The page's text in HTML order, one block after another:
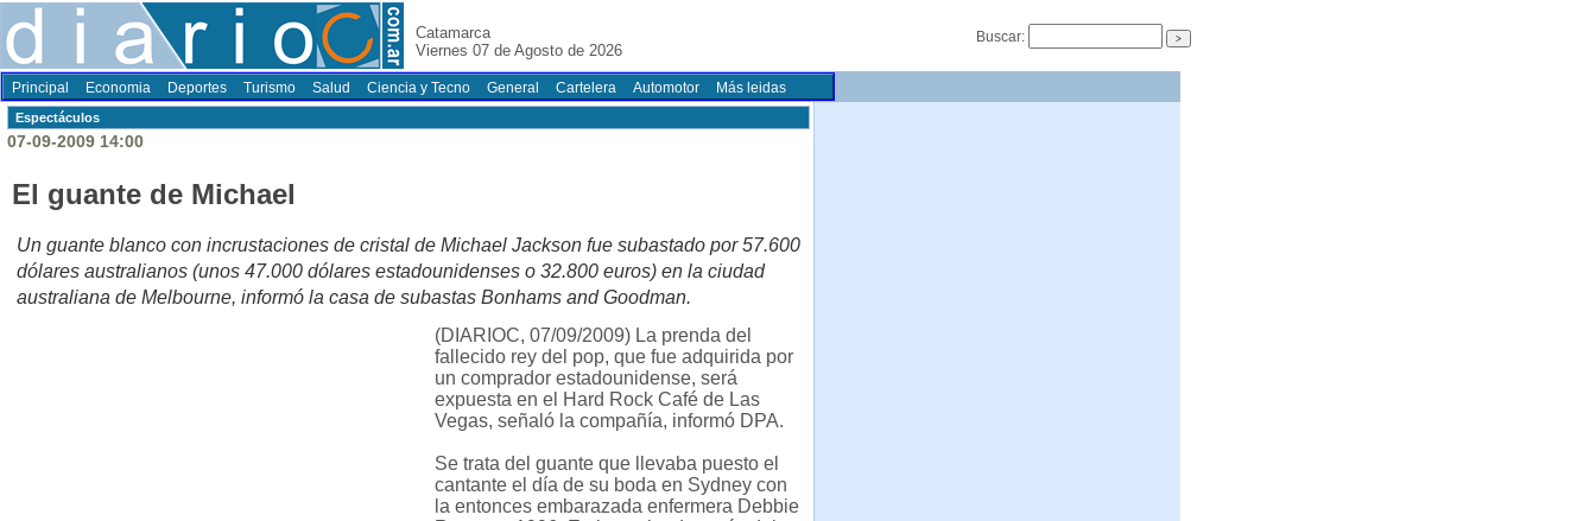
Catamarca
Viernes 07 de Agosto de 2026
Buscar:
Principal Economia Deportes Turismo Salud Ciencia y Tecno General Cartelera Automotor Más leidas
Espectáculos
07-09-2009 14:00
El guante de Michael
Un guante blanco con incrustaciones de cristal de Michael Jackson fue subastado por 57.600
dólares australianos (unos 47.000 dólares estadounidenses o 32.800 euros) en la ciudad
australiana de Melbourne, informó la casa de subastas Bonhams and Goodman.
(DIARIOC, 07/09/2009) La prenda del
fallecido rey del pop, que fue adquirida por
un comprador estadounidense, será
expuesta en el Hard Rock Café de Las
Vegas, señaló la compañía, informó DPA.
Se trata del guante que llevaba puesto el
cantante el día de su boda en Sydney con
la entonces embarazada enfermera Debbie